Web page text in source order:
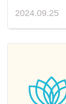
2024.09.25